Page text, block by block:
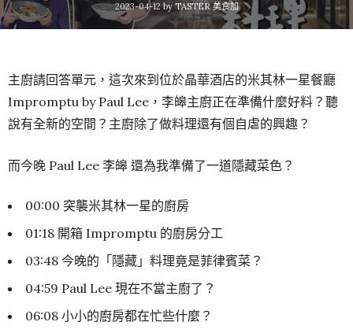
2023-04-12 by TASTER 美食加
主廚請回答單元，這次來到位於晶華酒店的米其林一星餐廳
Impromptu by Paul Lee，李皞主廚正在準備什麼好料？聽
說有全新的空間？主廚除了做料理還有個自虐的興趣？
而今晚 Paul Lee 李皞 還為我準備了一道隱藏菜色？
00:00 突襲米其林一星的廚房
01:18 開箱 Impromptu 的廚房分工
03:48 今晚的「隱藏」料理竟是菲律賓菜？
04:59 Paul Lee 現在不當主廚了？
06:08 小小的廚房都在忙些什麼？